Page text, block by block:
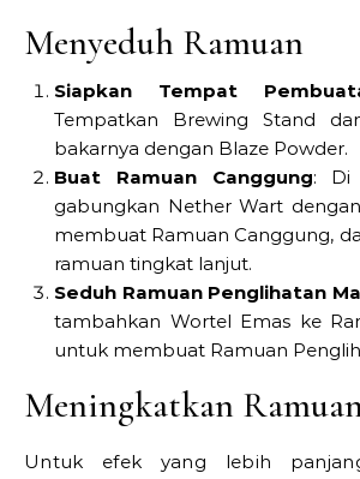
Menyeduh Ramuan
Siapkan Tempat
Tempatkan Brewing Stand
bakarnya dengan Blaze Powder.
Buat Ramuan Canggung: Di
gabungkan Nether Wart
membuat Ramuan Canggung,
ramuan tingkat lanjut.
Seduh Ramuan Penglihatan
tambahkan Wortel Emas ke
untuk membuat Ramuan
Meningkatkan
Untuk efek yang lebih